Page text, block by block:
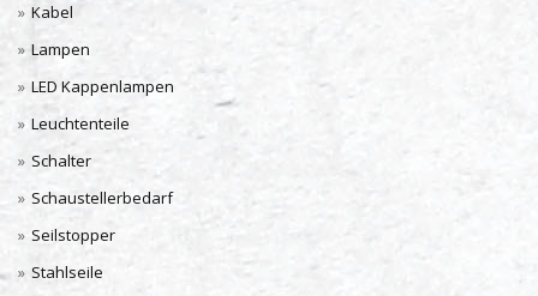
Kabel
Lampen
LED Kappenlampen
Leuchtenteile
Schalter
Schaustellerbedarf
Seilstopper
Stahlseile